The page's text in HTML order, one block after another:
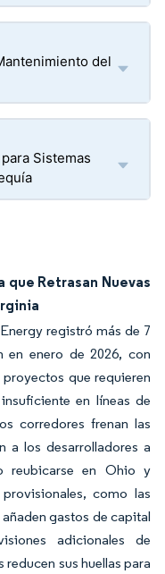
del
Sistemas
Retrasan Nuevas
registró más de 7
en enero de 2026, con
que requieren
en líneas de
corredores frenan las
a los desarrolladores a
reubicarse en Ohio y
como las
gastos de capital
adicionales de
sus huellas para